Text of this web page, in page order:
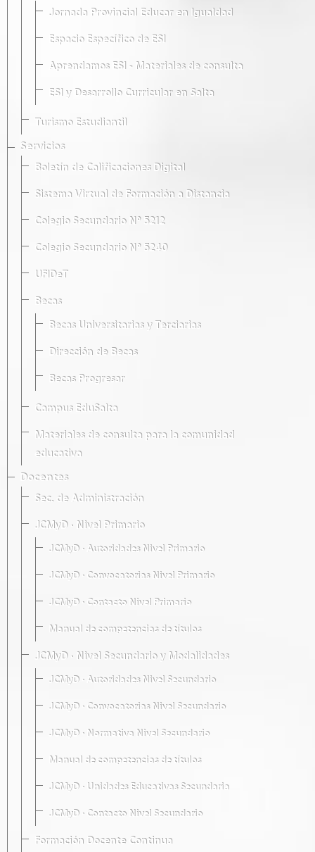
Jornada Provincial Educar en Igualdad
Espacio Específico de ESI
Aprendamos ESI - Materiales de consulta
ESI y Desarrollo Curricular en Salta
Turismo Estudiantil
Servicios
Boletín de Calificaciones Digital
Sistema Virtual de Formación a Distancia
Colegio Secundario Nº 5212
Colegio Secundario Nº 5240
UFIDeT
Becas
Becas Universitarias y Terciarias
Dirección de Becas
Becas Progresar
Campus EduSalta
Materiales de consulta para la comunidad
educativa
Docentes
Sec. de Administración
JCMyD · Nivel Primario
JCMyD · Autoridades Nivel Primario
JCMyD · Convocatorias Nivel Primario
JCMyD · Contacto Nivel Primario
Manual de competencias de títulos
JCMyD · Nivel Secundario y Modalidades
JCMyD · Autoridades Nivel Secundario
JCMyD · Convocatorias Nivel Secundario
JCMyD · Normativa Nivel Secundario
Manual de competencias de títulos
JCMyD · Unidades Educativas Secundaria
JCMyD · Contacto Nivel Secundario
Formación Docente Continua